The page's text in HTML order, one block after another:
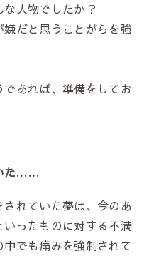
人物でしたか？
だと思うことがらを強
あれば、準備をしてお
た……
れていた夢は、今のあ
ったものに対する不満
でも痛みを強制されて